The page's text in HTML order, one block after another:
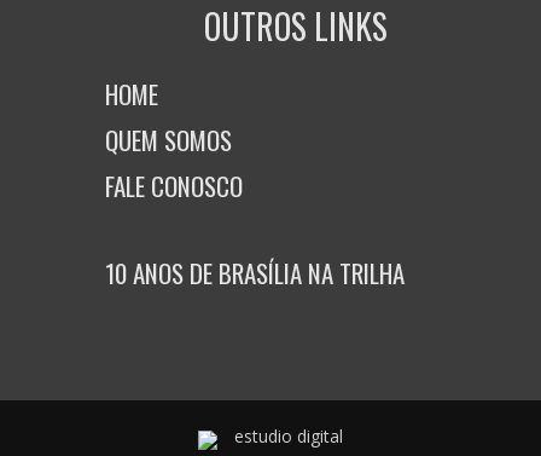
OUTROS LINKS
HOME
QUEM SOMOS
FALE CONOSCO
10 ANOS DE BRASÍLIA NA TRILHA
estudio digital